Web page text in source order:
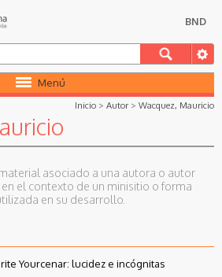
BND
Menú
Inicio > Autor > Wacquez, Mauricio
asociado a una autora o autor
el contexto de un minisitio o forma
en su desarrollo.
Yourcenar: lucidez e incógnitas